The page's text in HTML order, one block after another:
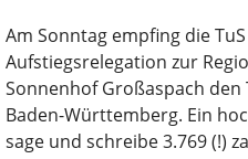
Am Sonntag empfing die
Aufstiegsrelegation zur
Sonnenhof Großaspach
Baden-Württemberg. Ein
sage und schreibe 3.769 (!)